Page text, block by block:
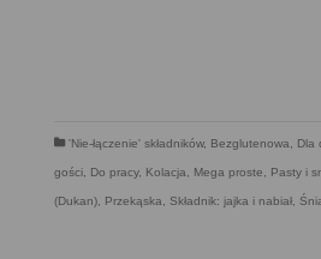
'Nie-łączenie' składników, Bezglutenowa, Dla
gości, Do pracy, Kolacja, Mega proste, Pasty i
(Dukan), Przekąska, Składnik: jajka i nabiał,